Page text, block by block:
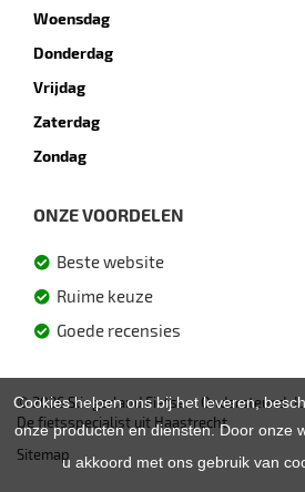
Woensdag
Donderdag
Vrijdag
Zaterdag
Zondag
ONZE VOORDELEN
Beste website
Ruime keuze
Goede recensies
© 2026 Slingerland Fietsen. Ondersteund
De fietsspecialist uit Haastrecht
Sitemap
Cookies helpen ons bij het leveren,
onze producten en diensten. Door onze
u akkoord met ons gebruik van